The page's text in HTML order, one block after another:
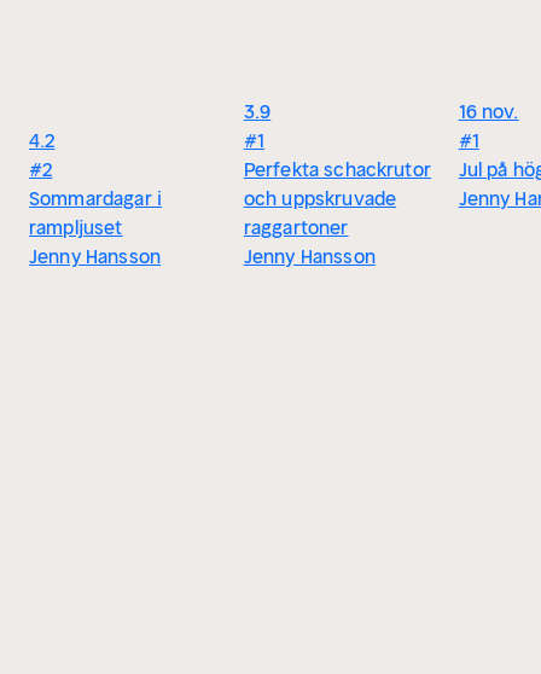
4.2
#2
Sommardagar i
rampljuset
Jenny Hansson
3.9
#1
Perfekta schackrutor
och uppskruvade
raggartoner
Jenny Hansson
16 nov.
#1
Jul på
Jenny